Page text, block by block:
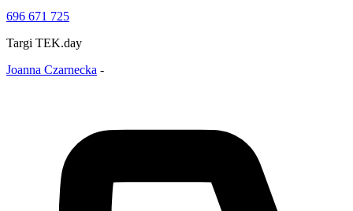
696 671 725
Targi TEK.day
Joanna Czarnecka -